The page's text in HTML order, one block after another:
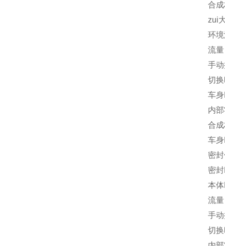
合
zui
环
流
手
切
车
内
合
车
密
密
本
流
手
切